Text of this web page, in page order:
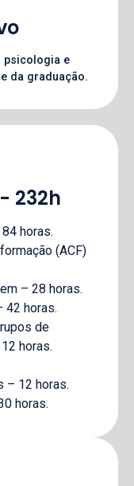
psicologia e
da graduação.
232h
horas.
(ACF)
– 28 horas.
42 horas.
de
horas.
– 12 horas.
horas.